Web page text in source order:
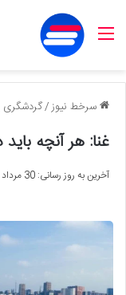
منو
سرخط نیوز/گردشگری
غنا: هر آنچه
آخرین به روز رسانی: 30 مرداد